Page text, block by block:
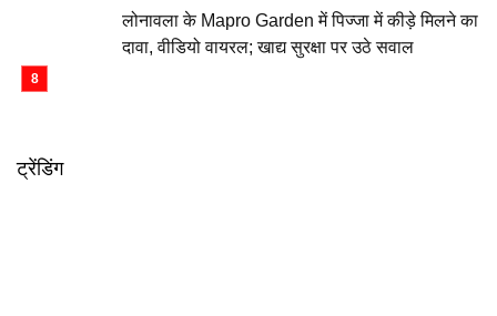
लोनावला के Mapro Garden में पिज्जा में कीड़े मिलने का
दावा, वीडियो वायरल; खाद्य सुरक्षा पर उठे सवाल
ट्रेंडिंग